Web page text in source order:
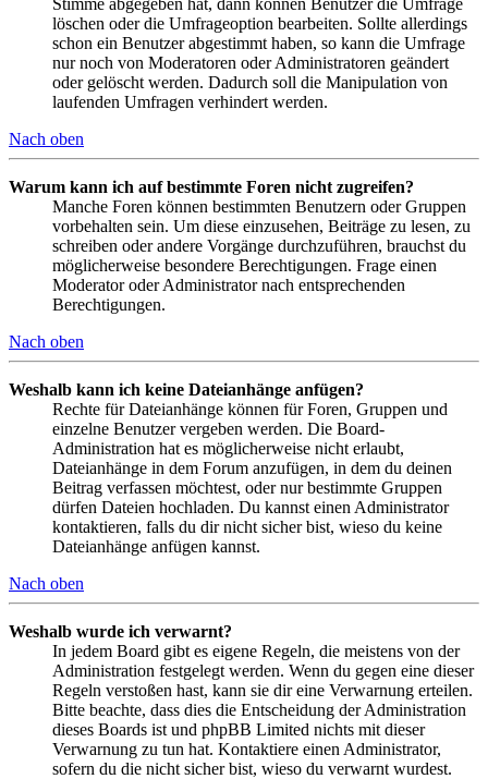
löschen oder die Umfrageoption bearbeiten. Sollte allerdings
schon ein Benutzer abgestimmt haben, so kann die Umfrage
nur noch von Moderatoren oder Administratoren geändert
oder gelöscht werden. Dadurch soll die Manipulation von
laufenden Umfragen verhindert werden.
Nach oben
Warum kann ich auf bestimmte Foren nicht zugreifen?
Manche Foren können bestimmten Benutzern oder Gruppen
vorbehalten sein. Um diese einzusehen, Beiträge zu lesen, zu
schreiben oder andere Vorgänge durchzuführen, brauchst du
möglicherweise besondere Berechtigungen. Frage einen
Moderator oder Administrator nach entsprechenden
Berechtigungen.
Nach oben
Weshalb kann ich keine Dateianhänge anfügen?
Rechte für Dateianhänge können für Foren, Gruppen und
einzelne Benutzer vergeben werden. Die Board-
Administration hat es möglicherweise nicht erlaubt,
Dateianhänge in dem Forum anzufügen, in dem du deinen
Beitrag verfassen möchtest, oder nur bestimmte Gruppen
dürfen Dateien hochladen. Du kannst einen Administrator
kontaktieren, falls du dir nicht sicher bist, wieso du keine
Dateianhänge anfügen kannst.
Nach oben
Weshalb wurde ich verwarnt?
In jedem Board gibt es eigene Regeln, die meistens von der
Administration festgelegt werden. Wenn du gegen eine dieser
Regeln verstoßen hast, kann sie dir eine Verwarnung erteilen.
Bitte beachte, dass dies die Entscheidung der Administration
dieses Boards ist und phpBB Limited nichts mit dieser
Verwarnung zu tun hat. Kontaktiere einen Administrator,
sofern du die nicht sicher bist, wieso du verwarnt wurdest.